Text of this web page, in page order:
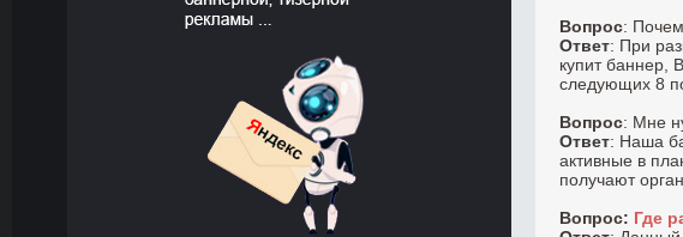
Вопрос:
Ответ: При
купит баннер,
следующих 8
Вопрос: Мне
Ответ: Наша
активные в
получают
Вопрос: Где